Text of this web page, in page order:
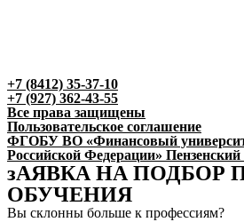
+7 (8412) 35-37-10
+7 (927) 362-43-55
Все права защищены
Пользовательское соглашение
ФГОБУ ВО «Финансовый
Российской Федерации»
зАЯВКА НА ПОДБОР
ОБУЧЕНИЯ
Вы склонны больше к профессиям?